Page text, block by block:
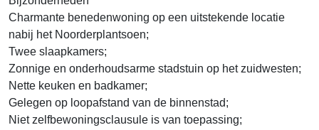
Charmante benedenwoning op een uitstekende locatie
nabij het Noorderplantsoen;
Twee slaapkamers;
Zonnige en onderhoudsarme stadstuin op het zuidwesten;
Nette keuken en badkamer;
Gelegen op loopafstand van de binnenstad;
Niet zelfbewoningsclausule is van toepassing;